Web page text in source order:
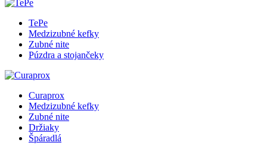
TePe
Medzizubné kefky
Zubné nite
Púzdra a stojančeky
Curaprox
Medzizubné kefky
Zubné nite
Držiaky
Špáradlá